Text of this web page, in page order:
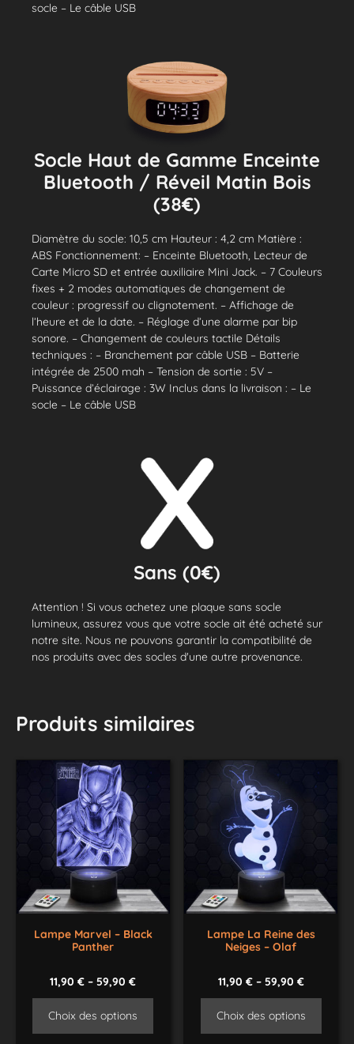
socle – Le câble USB
Socle Haut de Gamme Enceinte
Bluetooth / Réveil Matin Bois
(38€)
Diamètre du socle: 10,5 cm Hauteur : 4,2 cm Matière :
ABS Fonctionnement: – Enceinte Bluetooth, Lecteur de
Carte Micro SD et entrée auxiliaire Mini Jack. – 7 Couleurs
fixes + 2 modes automatiques de changement de
couleur : progressif ou clignotement. – Affichage de
l’heure et de la date. – Réglage d’une alarme par bip
sonore. – Changement de couleurs tactile Détails
techniques : – Branchement par câble USB – Batterie
intégrée de 2500 mah – Tension de sortie : 5V –
Puissance d’éclairage : 3W Inclus dans la livraison : – Le
socle – Le câble USB
Sans (0€)
Attention ! Si vous achetez une plaque sans socle
lumineux, assurez vous que votre socle ait été acheté sur
notre site. Nous ne pouvons garantir la compatibilité de
nos produits avec des socles d'une autre provenance.
Produits similaires
Lampe Marvel – Black
Panther
11,90€ –59,90€
Choix des options
Lampe La Reine des
Neiges – Olaf
11,90 €– 59,90 €
Choix des options